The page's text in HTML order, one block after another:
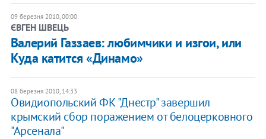
09 березня 2010, 00:00
ЄВГЕН ШВЕЦЬ
Валерий Газзаев: любимчики и изгои, или
Куда катится «Динамо»
08 березня 2010, 14:33
Овидиопольский ФК "Днестр" завершил
крымский сбор поражением от белоцерковного
"Арсенала"